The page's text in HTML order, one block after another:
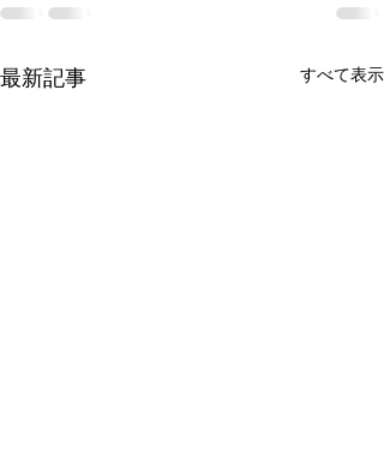
最新記事 すべて表示